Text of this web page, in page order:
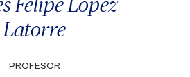
Latorre
PROFESOR